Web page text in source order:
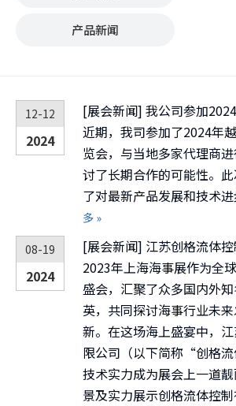
产品新闻
12-12
2024
[展会新闻] 我公司参加2024年越
近期，我司参加了2024年
览会，与当地多家代理商
讨了长期合作的可能性。
了对最新产品发展和技术进
多 »
08-19
2024
[展会新闻] 江苏创格流体控制有限
2023年上海海事展作为全
盛会，汇聚了众多国内外
英，共同探讨海事行业未
新。在这场海上盛宴中，
限公司（以下简称“创格
技术实力成为展会上一道
景及实力展示创格流体控